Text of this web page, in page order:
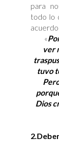
para
todo lo
«
ver
tuvo
Dios
2.